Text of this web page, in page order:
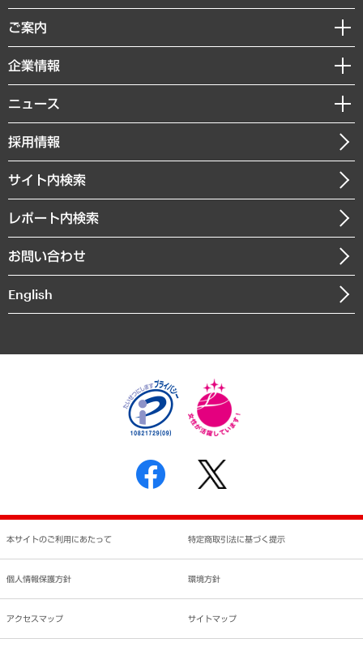
組織・人事戦略
デジタルイノベーション
共生・ダイバーシティ
GRC（ガバナンス・リスク・コンプライアンス）・防災（政策）
経済・産業・雇用・労働
まちづくり・観光・交通・スポーツ・スマートシティ
自然資源・農林水産業・食料システム
経済調査
レポート
コラム
経営用語集
受託・受注実績（官公庁関連）
メディア掲載・出演
ご案内
セミナー・イベント情報
MUFGビジネスセミナー
受託案件情報
企業情報
私たちの想い
社長メッセージ
会社概要
沿革
組織図・本部部室紹介
インドネシア現地法人
個人情報保護方針
反社会的勢力に対する基本方針
書面による個人情報の開示等の請求の手続きについて
ニュース
ニュースリリース
お知らせ
採用情報
サイト内検索
レポート内検索
お問い合わせ
English
本サイトのご利用にあたって 特定商取引法に基づく提示
個人情報保護方針 環境方針
アクセスマップ サイトマップ